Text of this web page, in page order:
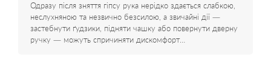
Одразу після зняття гіпсу рука нерідко здається слабкою,
неслухняною та незвично безсилою, а звичайні дії —
застебнути ґудзики, підняти чашку або повернути дверну
ручку — можуть спричиняти дискомфорт…